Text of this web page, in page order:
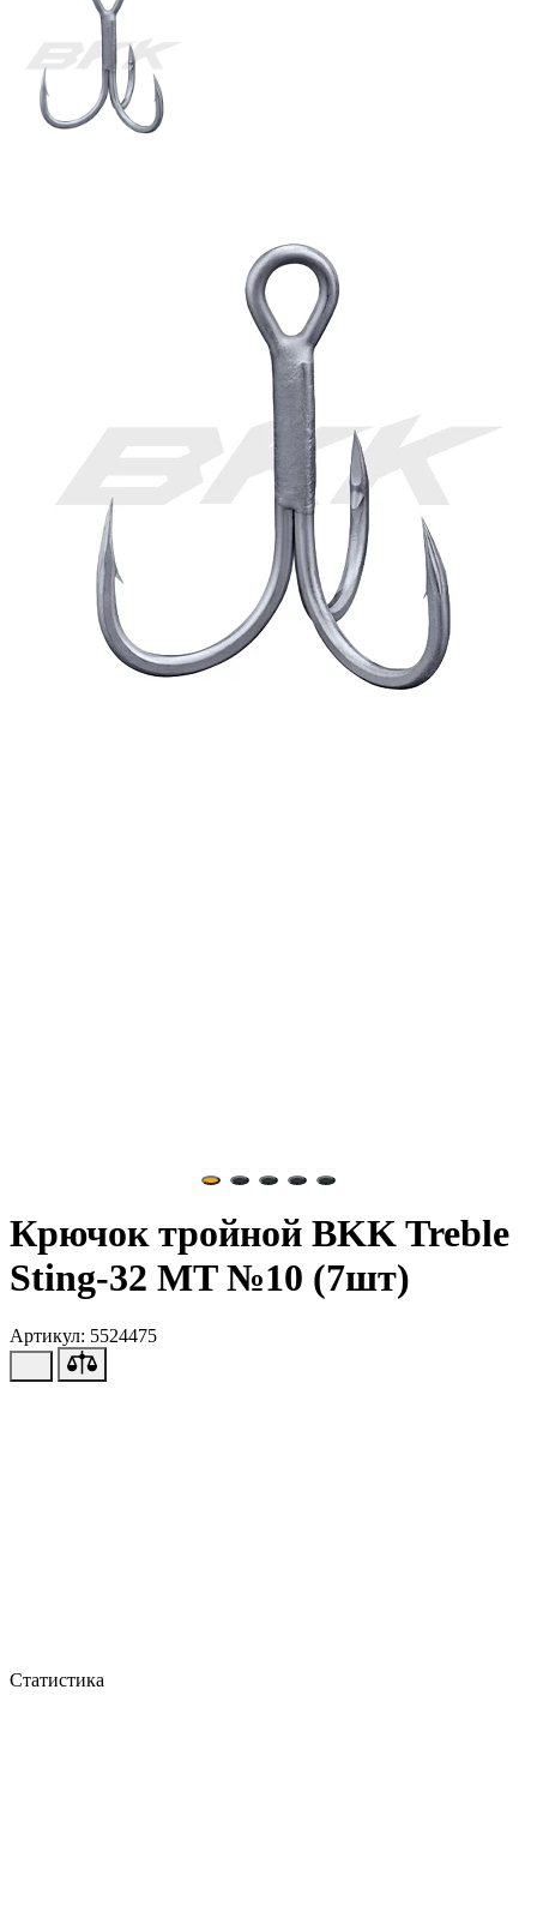
Крючок тройной BKK Treble
Sting-32 MT №10 (7шт)
Артикул: 5524475
Статистика